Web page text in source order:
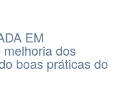
EM
dos
boas práticas do